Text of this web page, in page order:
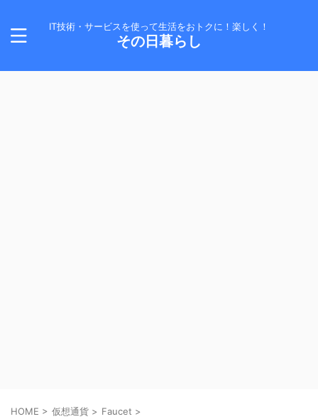
IT技術・サービスを使って生活をおトクに！楽しく！
その日暮らし
HOME > 仮想通貨 > Faucet >